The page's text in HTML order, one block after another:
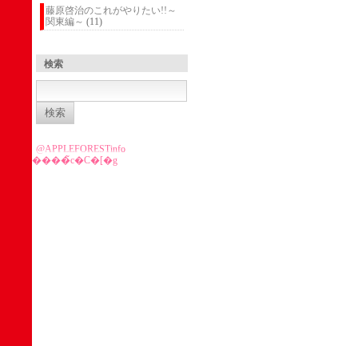
藤原啓治のこれがやりたい!!～
関東編～ (11)
検索
検
@APPLEFORESTinfo
����̃c�C�[�g